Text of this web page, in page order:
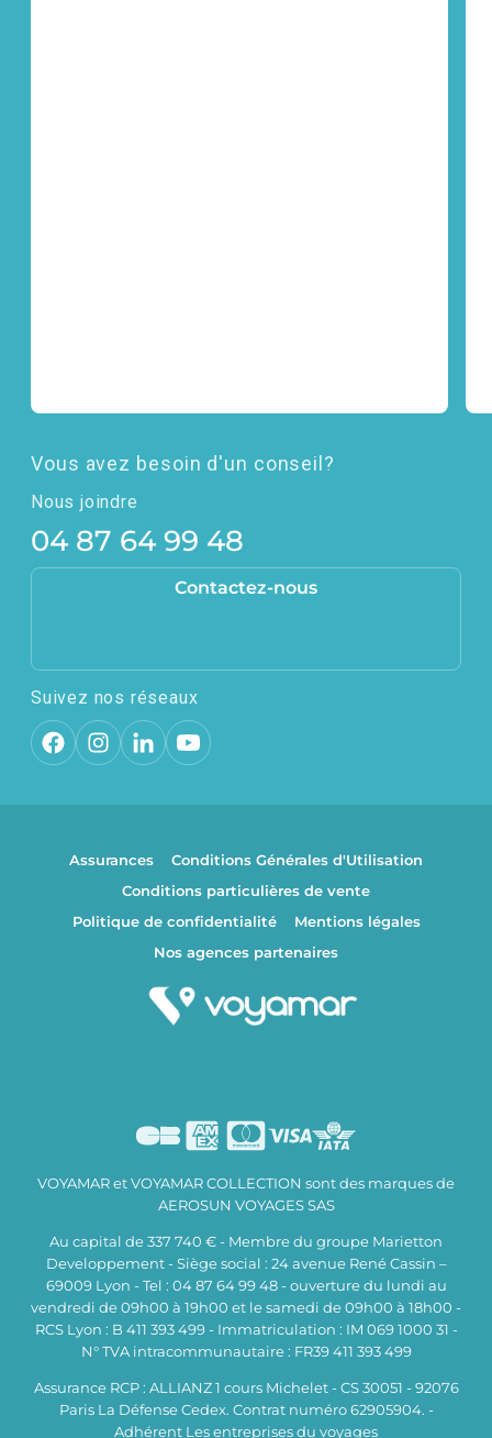
Vous avez besoin d'un conseil?
Nous joindre
04 87 64 99 48
Contactez-nous
Suivez nos réseaux
Assurances
Conditions Générales d'Utilisation
Conditions particulières de vente
Politique de confidentialité
Mentions légales
Nos agences partenaires
VOYAMAR et VOYAMAR COLLECTION sont des marques de
AEROSUN VOYAGES SAS
Au capital de 337 740 € - Membre du groupe Marietton
Developpement - Siège social : 24 avenue René Cassin –
69009 Lyon - Tel : 04 87 64 99 48 - ouverture du lundi au
vendredi de 09h00 à 19h00 et le samedi de 09h00 à 18h00 -
RCS Lyon : B 411 393 499 - Immatriculation : IM 069 1000 31 -
N° TVA intracommunautaire : FR39 411 393 499
Assurance RCP : ALLIANZ 1 cours Michelet - CS 30051 - 92076
Paris La Défense Cedex. Contrat numéro 62905904. -
Adhérent Les entreprises du voyages